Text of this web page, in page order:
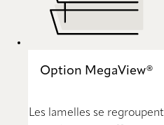
Option MegaView®
Les lamelles se regroupent